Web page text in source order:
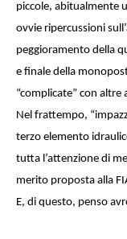
piccole, abitualmente
ovvie ripercussioni
peggioramento della
e finale della
“complicate” con altre
Nel frattempo,
terzo elemento
tutta l’attenzione di
merito proposta alla
E, di questo, penso